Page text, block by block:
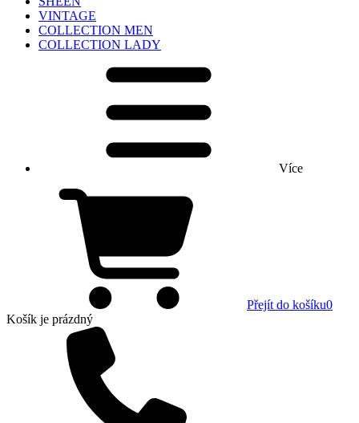
VINTAGE
COLLECTION MEN
COLLECTION LADY
Více
Přejít do košíku0
Košík je prázdný